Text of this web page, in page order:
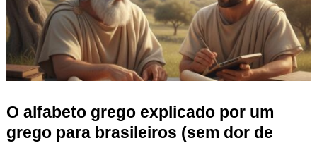
O alfabeto grego explicado por um
grego para brasileiros (sem dor de